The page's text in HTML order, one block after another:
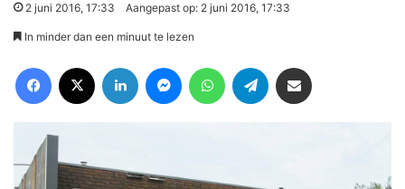
2 juni 2016, 17:33 Aangepast op: 2 juni 2016, 17:33
In minder dan een minuut te lezen